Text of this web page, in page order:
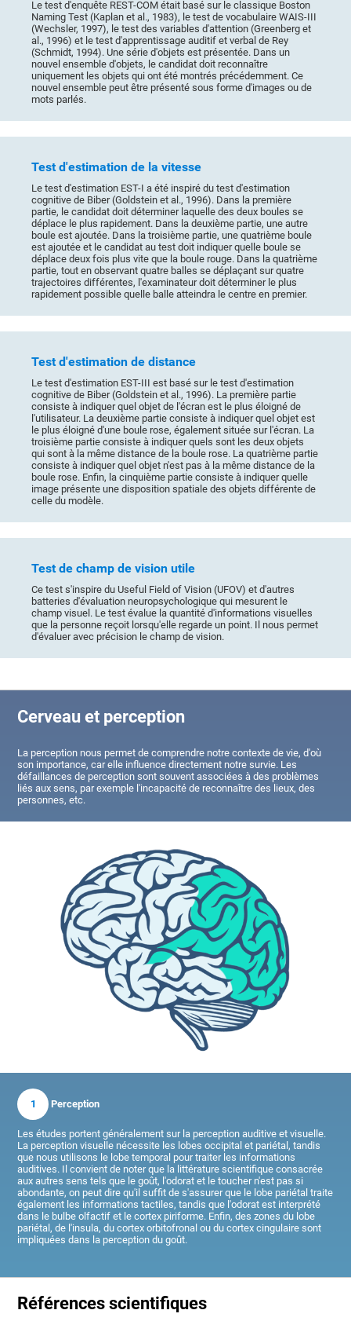
Le test d'enquête REST-COM était basé sur le classique Boston
Naming Test (Kaplan et al., 1983), le test de vocabulaire WAIS-III
(Wechsler, 1997), le test des variables d'attention (Greenberg et
al., 1996) et le test d'apprentissage auditif et verbal de Rey
(Schmidt, 1994). Une série d'objets est présentée. Dans un
nouvel ensemble d'objets, le candidat doit reconnaître
uniquement les objets qui ont été montrés précédemment. Ce
nouvel ensemble peut être présenté sous forme d'images ou de
mots parlés.
Test d'estimation de la vitesse
Le test d'estimation EST-I a été inspiré du test d'estimation
cognitive de Biber (Goldstein et al., 1996). Dans la première
partie, le candidat doit déterminer laquelle des deux boules se
déplace le plus rapidement. Dans la deuxième partie, une autre
boule est ajoutée. Dans la troisième partie, une quatrième boule
est ajoutée et le candidat au test doit indiquer quelle boule se
déplace deux fois plus vite que la boule rouge. Dans la quatrième
partie, tout en observant quatre balles se déplaçant sur quatre
trajectoires différentes, l'examinateur doit déterminer le plus
rapidement possible quelle balle atteindra le centre en premier.
Test d'estimation de distance
Le test d'estimation EST-III est basé sur le test d'estimation
cognitive de Biber (Goldstein et al., 1996). La première partie
consiste à indiquer quel objet de l'écran est le plus éloigné de
l'utilisateur. La deuxième partie consiste à indiquer quel objet est
le plus éloigné d'une boule rose, également située sur l'écran. La
troisième partie consiste à indiquer quels sont les deux objets
qui sont à la même distance de la boule rose. La quatrième partie
consiste à indiquer quel objet n'est pas à la même distance de la
boule rose. Enfin, la cinquième partie consiste à indiquer quelle
image présente une disposition spatiale des objets différente de
celle du modèle.
Test de champ de vision utile
Ce test s'inspire du Useful Field of Vision (UFOV) et d'autres
batteries d'évaluation neuropsychologique qui mesurent le
champ visuel. Le test évalue la quantité d'informations visuelles
que la personne reçoit lorsqu'elle regarde un point. Il nous permet
d'évaluer avec précision le champ de vision.
Cerveau et perception
La perception nous permet de comprendre notre contexte de vie, d'où
son importance, car elle influence directement notre survie. Les
défaillances de perception sont souvent associées à des problèmes
liés aux sens, par exemple l'incapacité de reconnaître des lieux, des
personnes, etc.
1 Perception
Les études portent généralement sur la perception auditive et visuelle.
La perception visuelle nécessite les lobes occipital et pariétal, tandis
que nous utilisons le lobe temporal pour traiter les informations
auditives. Il convient de noter que la littérature scientifique consacrée
aux autres sens tels que le goût, l'odorat et le toucher n'est pas si
abondante, on peut dire qu'il suffit de s'assurer que le lobe pariétal traite
également les informations tactiles, tandis que l'odorat est interprété
dans le bulbe olfactif et le cortex piriforme. Enfin, des zones du lobe
pariétal, de l'insula, du cortex orbitofronal ou du cortex cingulaire sont
impliquées dans la perception du goût.
Références scientifiques